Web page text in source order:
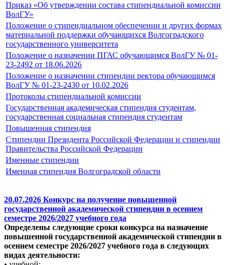
Приказ «Об утверждении состава стипендиальной комиссии
ВолГУ»
Положение о стипендиальном обеспечении и других формах
материальной поддержки обучающихся Волгоградского
государственного университета
Положение о назначении ПГАС обучающимся ВолГУ № 01-
23-2492 от 18.06.2026
Положение о назначении стипендии ректора обучающимся
ВолГУ № 01-23-2430 от 10.02.2026
Протоколы стипендиальной комиссии
Государственная академическая стипендия студентам,
государственная социальная стипендия студентам
Повышенная стипендия
Стипендии Президента Российской Федерации и стипендии
Правительства Российской Федерации
Именные стипендии
Именная стипендия Волгоградской области
20.07.2026 Конкурс на получение повышенной
государственной академической стипендии в осеннем
семестре 2026/2027 учебного года
Определены следующие сроки конкурса на назначение
повышенной государственной академической стипендии в
осеннем семестре 2026/2027 учебного года в следующих
видах деятельности: